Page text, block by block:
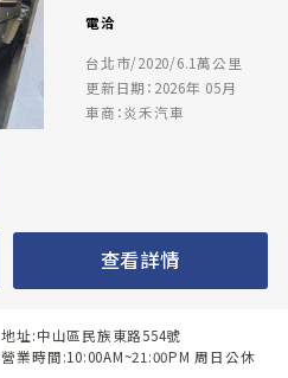
電洽
台北市/2020/6.1萬公里
更新日期：2026年 05月
車商：炎禾汽車
查看詳情
地址:中山區民族東路554號
營業時間:10:00AM~21:00PM 周日公休